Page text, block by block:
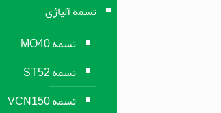
تسمه آلیاژی
تسمه MO40
تسمه ST52
تسمه VCN150